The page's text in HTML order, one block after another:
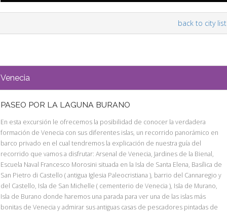
back to city list
Venecia
PASEO POR LA LAGUNA BURANO
En esta excursión le ofrecemos la posibilidad de conocer la verdadera
formación de Venecia con sus diferentes islas, un recorrido panorámico en
barco privado en el cual tendremos la explicación de nuestra guía del
recorrido que vamos a disfrutar: Arsenal de Venecia, Jardines de la Bienal,
Escuela Naval Francesco Morosini situada en la Isla de Santa Elena, Basílica de
San Pietro di Castello ( antigua Iglesia Paleocristiana ), barrio del Cannaregio y
del Castello, Isla de San Michelle ( cementerio de Venecia ), Isla de Murano,
Isla de Burano donde haremos una parada para ver una de las islas más
bonitas de Venecia y admirar sus antiguas casas de pescadores pintadas de